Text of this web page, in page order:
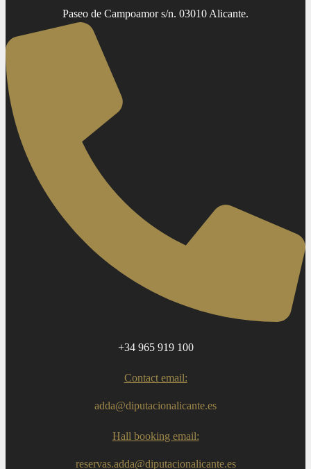
Paseo de Campoamor s/n. 03010 Alicante.
+34 965 919 100
Contact email:
adda@diputacionalicante.es
Hall booking email:
reservas.adda@diputacionalicante.es